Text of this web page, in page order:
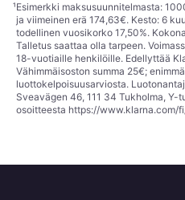
¹Esimerkki maksusuunnitelmasta:
ja viimeinen erä 174,63€. Kesto: 6
todellinen vuosikorko 17,50%.
Talletus saattaa olla tarpeen.
18-vuotiaille henkilöille. Edellyttää
Vähimmäisoston summa 25€;
luottokelpoisuusarviosta.
Sveavägen 46, 111 34 Tukholma,
osoitteesta https://www.klarna.com/